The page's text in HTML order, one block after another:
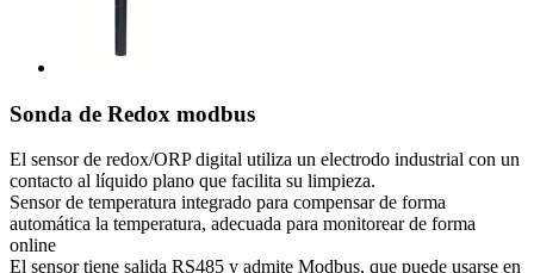
Sonda de Redox modbus
El sensor de redox/ORP digital utiliza un electrodo industrial con un
contacto al líquido plano que facilita su limpieza.
Sensor de temperatura integrado para compensar de forma
automática la temperatura, adecuada para monitorear de forma
online
El sensor tiene salida RS485 y admite Modbus, que puede usarse en